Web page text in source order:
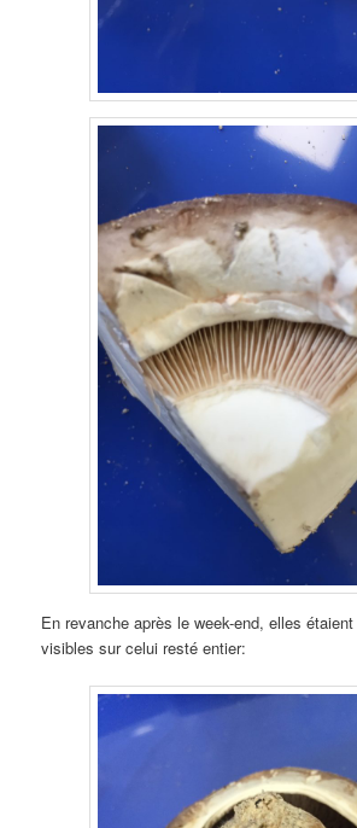
En revanche après le week-end, elles
visibles sur celui resté entier: